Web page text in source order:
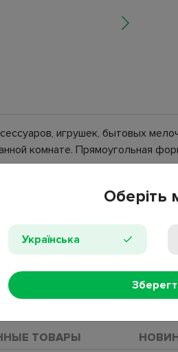
игрушек, бытовых
комнате. Прямоугольная
ТОВАРЫ
Оберіть
Українська